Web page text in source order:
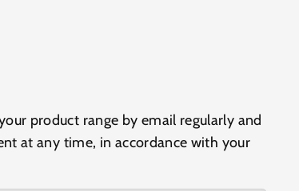
product range by email regularly and
at any time, in accordance with your